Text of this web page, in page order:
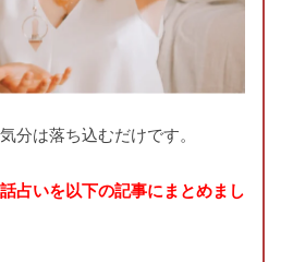
分は落ち込むだけです。
占いを以下の記事にまとめまし